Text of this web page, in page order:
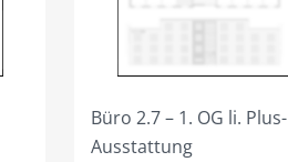
Produktseite
gewählt
werden
Büro 2.7 – 1. OG li. Plus-
Ausstattung